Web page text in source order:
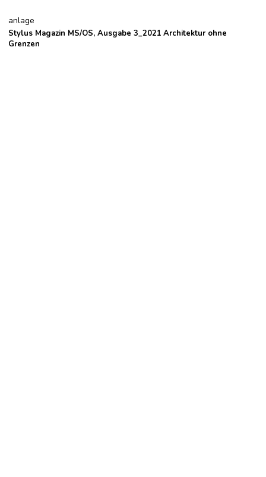
anlage
Stylus Magazin MS/OS, Ausgabe 3_2021 Architektur ohne
Grenzen